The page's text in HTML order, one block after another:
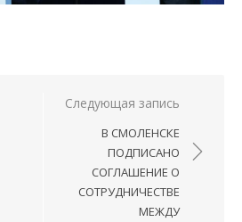
Следующая запись
В СМОЛЕНСКЕ
ПОДПИСАНО
СОГЛАШЕНИЕ О
СОТРУДНИЧЕСТВЕ
МЕЖДУ